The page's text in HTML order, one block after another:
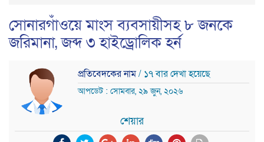
সোনারগাঁওয়ে মাংস ব্যবসায়ীসহ ৮ জনকে
জরিমানা, জব্দ ৩ হাইড্রোলিক হর্ন
প্রতিবেদকের নাম/ ১৭ বার দেখা হয়েছে
আপডেট : সোমবার, ২৯ জুন, ২০২৬
শেয়ার